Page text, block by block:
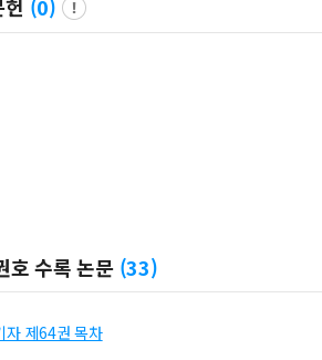
(0)
호 수록 논문 (33)
자 제64권 목차